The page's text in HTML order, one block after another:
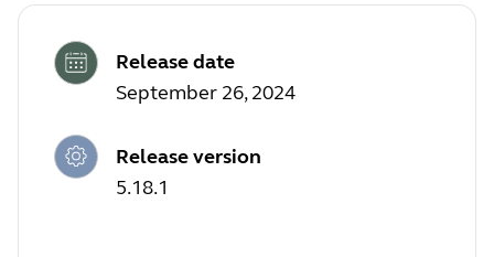
Release date
September 26, 2024
Release version
5.18.1